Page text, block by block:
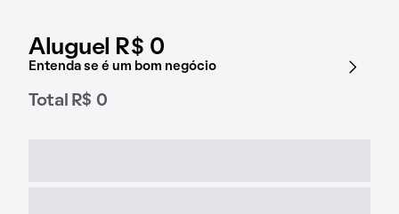
Aluguel R$ 0
Entenda se é um bom negócio
Total R$ 0